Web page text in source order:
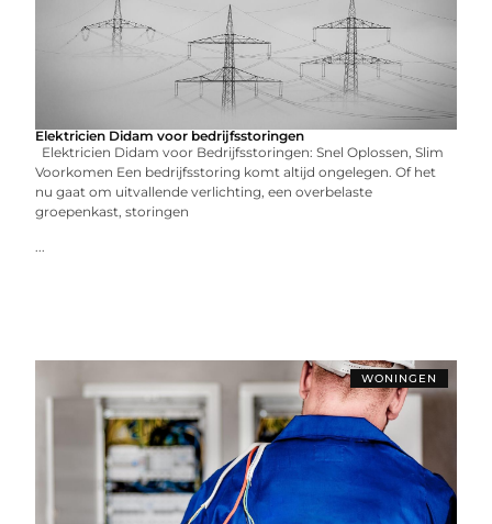
Elektricien Didam voor bedrijfsstoringen
Elektricien Didam voor Bedrijfsstoringen: Snel Oplossen, Slim
Voorkomen Een bedrijfsstoring komt altijd ongelegen. Of het
nu gaat om uitvallende verlichting, een overbelaste
groepenkast, storingen
...
WONINGEN